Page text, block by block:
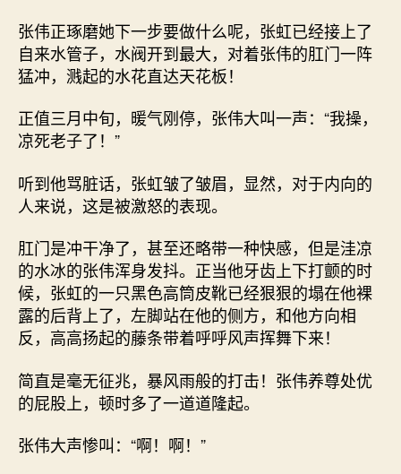
张伟正琢磨她下一步要做什么呢，张虹已经接上了
自来水管子，水阀开到最大，对着张伟的肛门一阵
猛冲，溅起的水花直达天花板！
正值三月中旬，暖气刚停，张伟大叫一声：“我操，
凉死老子了！”
听到他骂脏话，张虹皱了皱眉，显然，对于内向的
人来说，这是被激怒的表现。
肛门是冲干净了，甚至还略带一种快感，但是洼凉
的水冰的张伟浑身发抖。正当他牙齿上下打颤的时
候，张虹的一只黑色高筒皮靴已经狠狠的塌在他裸
露的后背上了，左脚站在他的侧方，和他方向相
反，高高扬起的藤条带着呼呼风声挥舞下来！
简直是毫无征兆，暴风雨般的打击！张伟养尊处优
的屁股上，顿时多了一道道隆起。
张伟大声惨叫：“啊！啊！”